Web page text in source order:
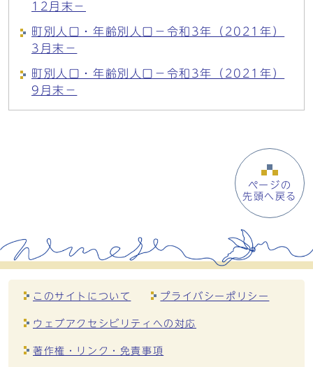
12月末－
町別人口・年齢別人口－令和3年（2021年）
3月末－
町別人口・年齢別人口－令和3年（2021年）
9月末－
ページの
先頭へ戻る
このサイトについて プライバシーポリシー
ウェブアクセシビリティへの対応
著作権・リンク・免責事項